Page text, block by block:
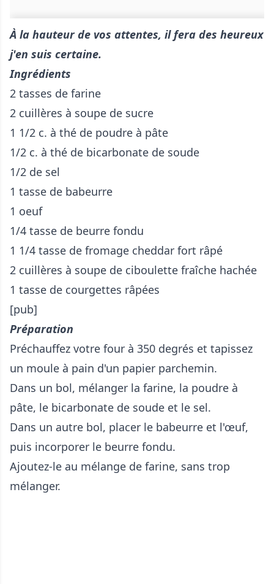
À la hauteur de vos attentes, il fera des heureux
j'en suis certaine.
Ingrédients
2 tasses de farine
2 cuillères à soupe de sucre
1 1/2 c. à thé de poudre à pâte
1/2 c. à thé de bicarbonate de soude
1/2 de sel
1 tasse de babeurre
1 oeuf
1/4 tasse de beurre fondu
1 1/4 tasse de fromage cheddar fort râpé
2 cuillères à soupe de ciboulette fraîche hachée
1 tasse de courgettes râpées
[pub]
Préparation
Préchauffez votre four à 350 degrés et tapissez
un moule à pain d'un papier parchemin.
Dans un bol, mélanger la farine, la poudre à
pâte, le bicarbonate de soude et le sel.
Dans un autre bol, placer le babeurre et l'œuf,
puis incorporer le beurre fondu.
Ajoutez-le au mélange de farine, sans trop
mélanger.